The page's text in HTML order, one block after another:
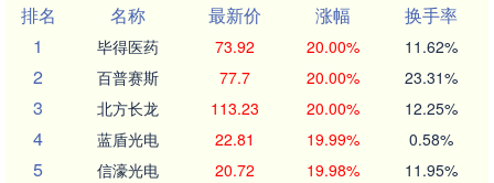
排名
名称 最新价 涨幅
换手率
1
毕得医药 73.92 20.00% 11.62%
2 百普赛斯 77.7 20.00% 23.31%
3 北方长龙 113.23 20.00% 12.25%
4 蓝盾光电 22.81 19.99% 0.58%
5 信濠光电 20.72 19.98% 11.95%